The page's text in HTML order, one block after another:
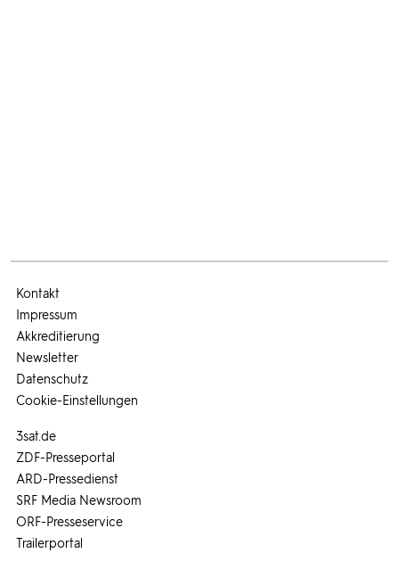
3sat.de
ZDF-Presseportal
ARD-Pressedienst
SRF Media Newsroom
ORF-Presseservice
Trailerportal
Kontakt
Impressum
Akkreditierung
Newsletter
Datenschutz
Cookie-Einstellungen